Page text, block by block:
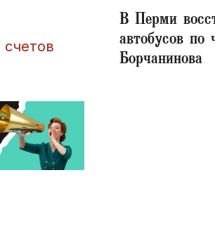
В Перми
автобусов
Борчанинова